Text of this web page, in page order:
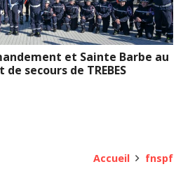
et Sainte Barbe au
secours de TREBES
Accueil fnspf